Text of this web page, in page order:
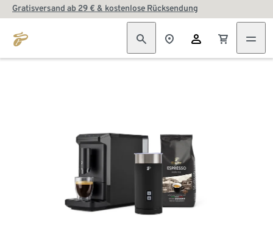
Gratisversand ab 29 € & kostenlose Rücksendung